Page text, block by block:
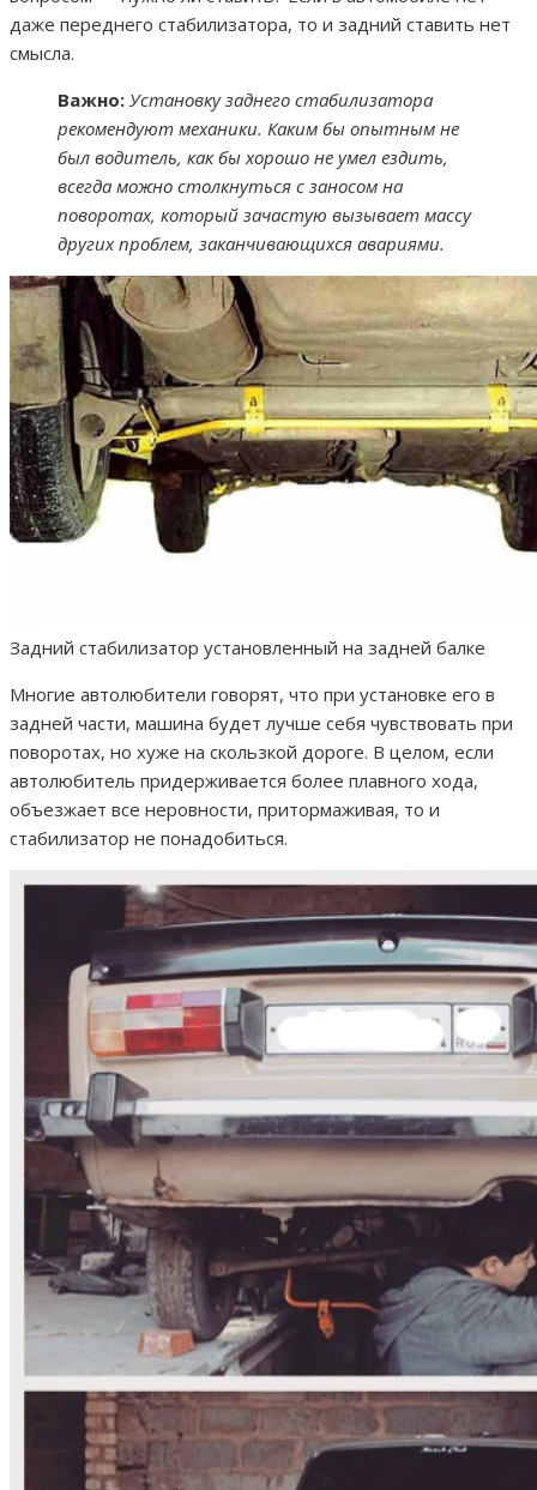
даже переднего стабилизатора, то и задний ставить нет
смысла.
Важно: Установку заднего стабилизатора
рекомендуют механики. Каким бы опытным не
был водитель, как бы хорошо не умел ездить,
всегда можно столкнуться с заносом на
поворотах, который зачастую вызывает массу
других проблем, заканчивающихся авариями.
Задний стабилизатор установленный на задней балке
Многие автолюбители говорят, что при установке его в
задней части, машина будет лучше себя чувствовать при
поворотах, но хуже на скользкой дороге. В целом, если
автолюбитель придерживается более плавного хода,
объезжает все неровности, притормаживая, то и
стабилизатор не понадобиться.